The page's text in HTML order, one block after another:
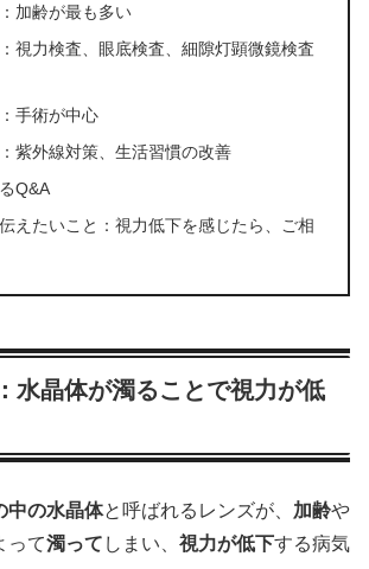
加齢が最も多い
視力検査、眼底検査、細隙灯顕微鏡検査
手術が中心
紫外線対策、生活習慣の改善
Q&A
えたいこと：視力低下を感じたら、ご相
水晶体が濁ることで視力が低
中の水晶体と呼ばれるレンズが、 加齢や
って濁って しまい、 視力が低下する病気